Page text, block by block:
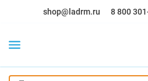
shop@ladrm.ru 8 800